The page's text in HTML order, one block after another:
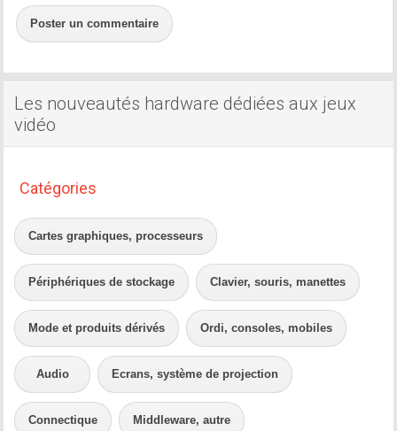
Poster un commentaire
Les nouveautés hardware dédiées aux jeux
vidéo
Catégories
Cartes graphiques, processeurs
Périphériques de stockage Clavier, souris, manettes
Mode et produits dérivés Ordi, consoles, mobiles
Audio Ecrans, système de projection
Connectique Middleware, autre